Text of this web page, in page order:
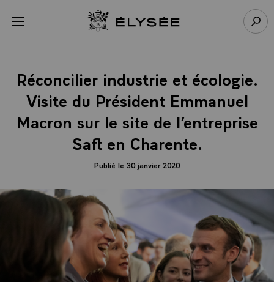
menu Retour à l’accueil Élysée
Réconcilier industrie et écologie.
Visite du Président Emmanuel
Macron sur le site de l’entreprise
Saft en Charente.
Publié le 30 janvier 2020
Panneau de gestion des cookies